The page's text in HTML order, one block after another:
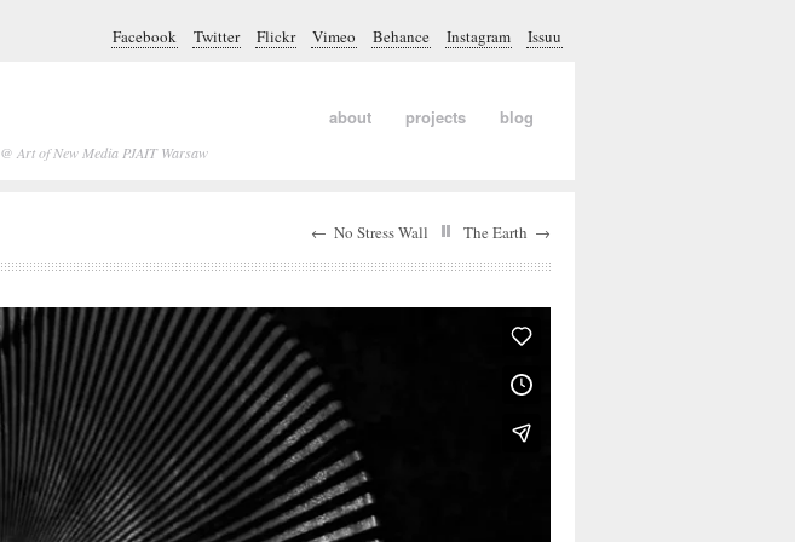
Facebook Twitter Flickr Vimeo Behance Instagram Issuu
@ Art of New Media PJAIT Warsaw
about projects blog
← No Stress Wall The Earth →